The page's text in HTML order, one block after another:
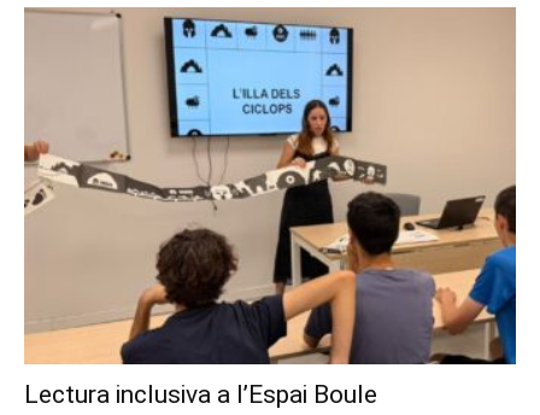
Lectura inclusiva a l’Espai Boule